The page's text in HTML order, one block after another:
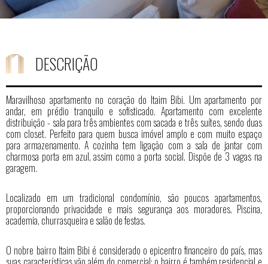
DESCRIÇÃO
Maravilhoso apartamento no coração do Itaim Bibi. Um apartamento por
andar, em prédio tranquilo e sofisticado. Apartamento com excelente
distribuição - sala para três ambientes com sacada e três suítes, sendo duas
com closet. Perfeito para quem busca imóvel amplo e com muito espaço
para armazenamento. A cozinha tem ligação com a sala de jantar com
charmosa porta em azul, assim como a porta social. Dispõe de 3 vagas na
garagem.
Localizado em um tradicional condomínio, são poucos apartamentos,
proporcionando privacidade e mais segurança aos moradores. Piscina,
academia, churrasqueira e salão de festas.
O nobre bairro Itaim Bibi é considerado o epicentro financeiro do país, mas